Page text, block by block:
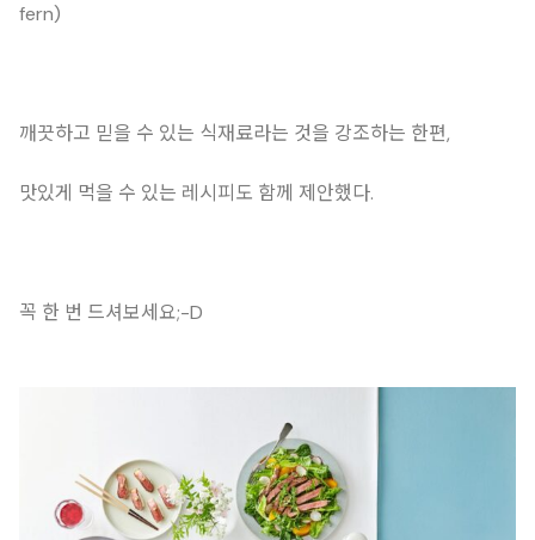
fern)
깨끗하고 믿을 수 있는 식재료라는 것을 강조하는 한편,
맛있게 먹을 수 있는 레시피도 함께 제안했다.
꼭 한 번 드셔보세요;-D